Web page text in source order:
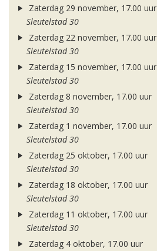
Zaterdag 29 november, 17.00 uur
Sleutelstad 30
Zaterdag 22 november, 17.00 uur
Sleutelstad 30
Zaterdag 15 november, 17.00 uur
Sleutelstad 30
Zaterdag 8 november, 17.00 uur
Sleutelstad 30
Zaterdag 1 november, 17.00 uur
Sleutelstad 30
Zaterdag 25 oktober, 17.00 uur
Sleutelstad 30
Zaterdag 18 oktober, 17.00 uur
Sleutelstad 30
Zaterdag 11 oktober, 17.00 uur
Sleutelstad 30
Zaterdag 4 oktober, 17.00 uur